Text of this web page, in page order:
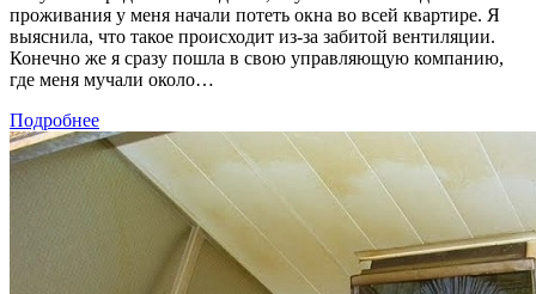
проживания у меня начали потеть окна во всей квартире. Я
выяснила, что такое происходит из-за забитой вентиляции.
Конечно же я сразу пошла в свою управляющую компанию,
где меня мучали около…
Подробнее